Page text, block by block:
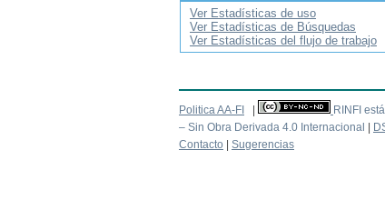
Ver Estadísticas de uso
Ver Estadísticas de Búsquedas
Ver Estadísticas del flujo de trabajo
Politica AA-FI RINFI
– Sin Obra Derivada 4.0 Internacional
Contacto Sugerencias